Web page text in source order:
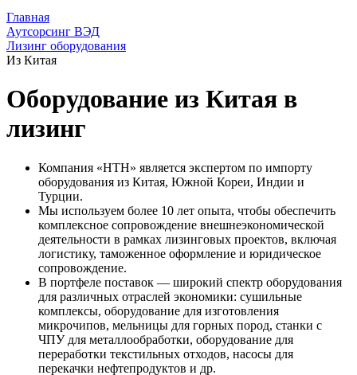
Главная
Аутсорсинг ВЭД
Лизинг оборудования
Из Китая
Оборудование из Китая в
лизинг
Компания «НТН» является экспертом по импорту
оборудования из Китая, Южной Кореи, Индии и
Турции.
Мы используем более 10 лет опыта, чтобы обеспечить
комплексное сопровождение внешнеэкономической
деятельности в рамках лизинговых проектов, включая
логистику, таможенное оформление и юридическое
сопровождение.
В портфеле поставок — широкий спектр оборудования
для различных отраслей экономики: сушильные
комплексы, оборудование для изготовления
микрочипов, мельницы для горных пород, станки с
ЧПУ для металлообработки, оборудование для
переработки текстильных отходов, насосы для
перекачки нефтепродуктов и др.